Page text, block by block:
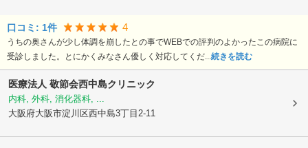
口コミ: 1件 4
うちの奥さんが少し体調を崩したとの事でWEBでの評判のよかったこの病院に
受診しました。とにかくみなさん優しく対応してくだ... 続きを読む
医療法人 敬節会西中島クリニック
内科, 外科, 消化器科, ...
大阪府大阪市淀川区西中島3丁目2-11